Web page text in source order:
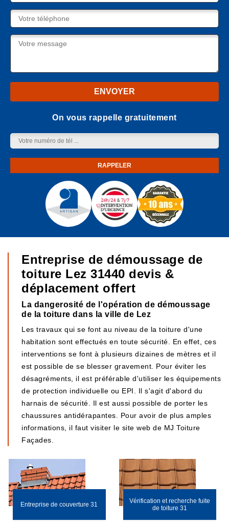
On vous rappelle gratuitement
Entreprise de démoussage de
toiture Lez 31440 devis &
déplacement offert
La dangerosité de l'opération de démoussage
de la toiture dans la ville de Lez
Les travaux qui se font au niveau de la toiture d'une
habitation sont effectués en toute sécurité. En effet, ces
interventions se font à plusieurs dizaines de mètres et il
est possible de se blesser gravement. Pour éviter les
désagréments, il est préférable d'utiliser les équipements
de protection individuelle ou EPI. Il s'agit d'abord du
harnais de sécurité. Il est aussi possible de porter les
chaussures antidérapantes. Pour avoir de plus amples
informations, il faut visiter le site web de MJ Toiture
Façades.
Entreprise de couverture 31
Vérification et recherche fuite
de toiture 31